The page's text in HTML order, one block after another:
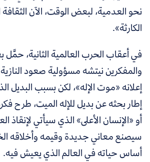
نحو العدمية، لبعض الوقت، الآن الثقافة
الكارثة».
في أعقاب الحرب العالمية الثانية،حمَّل
والمفكرين نيتشه مسؤولية صعود النازية.
إعلانه «موت الإله»، لكن بسبب البديل
إطار بحثه عن بديل للإله الميت، طرح
أو «الإنسان الأعلى» الذي سيأتي لإنقاذ
سيصنع معاني جديدة وقيمه وأخلاقه
أساس حياته في العالم الذي يعيش فيه.